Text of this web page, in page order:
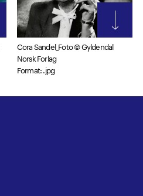
Cora Sandel_Foto © Gyldendal
Norsk Forlag
Format: .jpg